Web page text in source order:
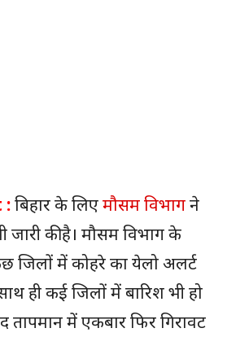
:बिहार के लिएमौसम विभागने
जारी की है। मौसम विभाग के
जिलों में कोहरे का येलो अलर्ट
ही कई जिलों में बारिश भी हो
में एकबार फिर गिरावट